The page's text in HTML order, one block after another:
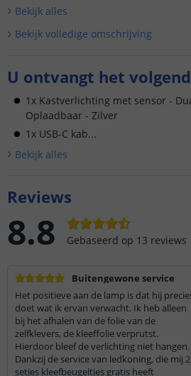
Bekijk alles
Bekijk volledige omschrijving
U ontvangt het
1x Kastverlichting met sensor -
Oplaadbaar - Zilver
1x USB-C kab...
Bekijk alles
Reviews
8.8 Gebaseerd op 13 reviews
Buitengewone service
Het positieve aan de lamp is dat hij
doet wat ik ervan verwacht. Ik heb alleen
bij het afhalen van de folie van de
zelfklevers, de kleeffolie verprutst.
Hierdoor bleef de verlichting niet hangen.
Dankzij de service van ledkoning, die mij 2
setjes kleefbeugeltjes gratis heeft